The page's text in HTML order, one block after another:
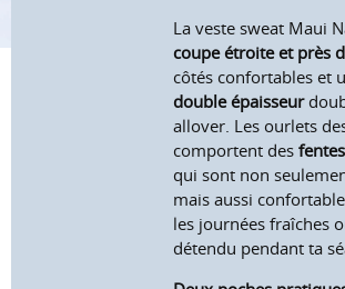
La veste sweat Maui
coupe étroite et près
côtés confortables et
double épaisseur
allover. Les ourlets
comportent des
qui sont non
mais aussi
les journées fraîches
détendu pendant ta